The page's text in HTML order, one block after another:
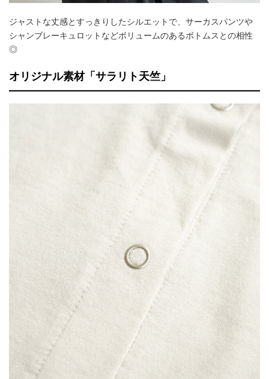
ジャストな丈感とすっきりしたシルエットで、サーカスパンツや
シャンブレーキュロットなどボリュームのあるボトムスとの相性
◎
オリジナル素材「サラリト天竺」